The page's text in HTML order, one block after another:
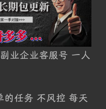
业企业客服号 一人
的任务 不风控 每天